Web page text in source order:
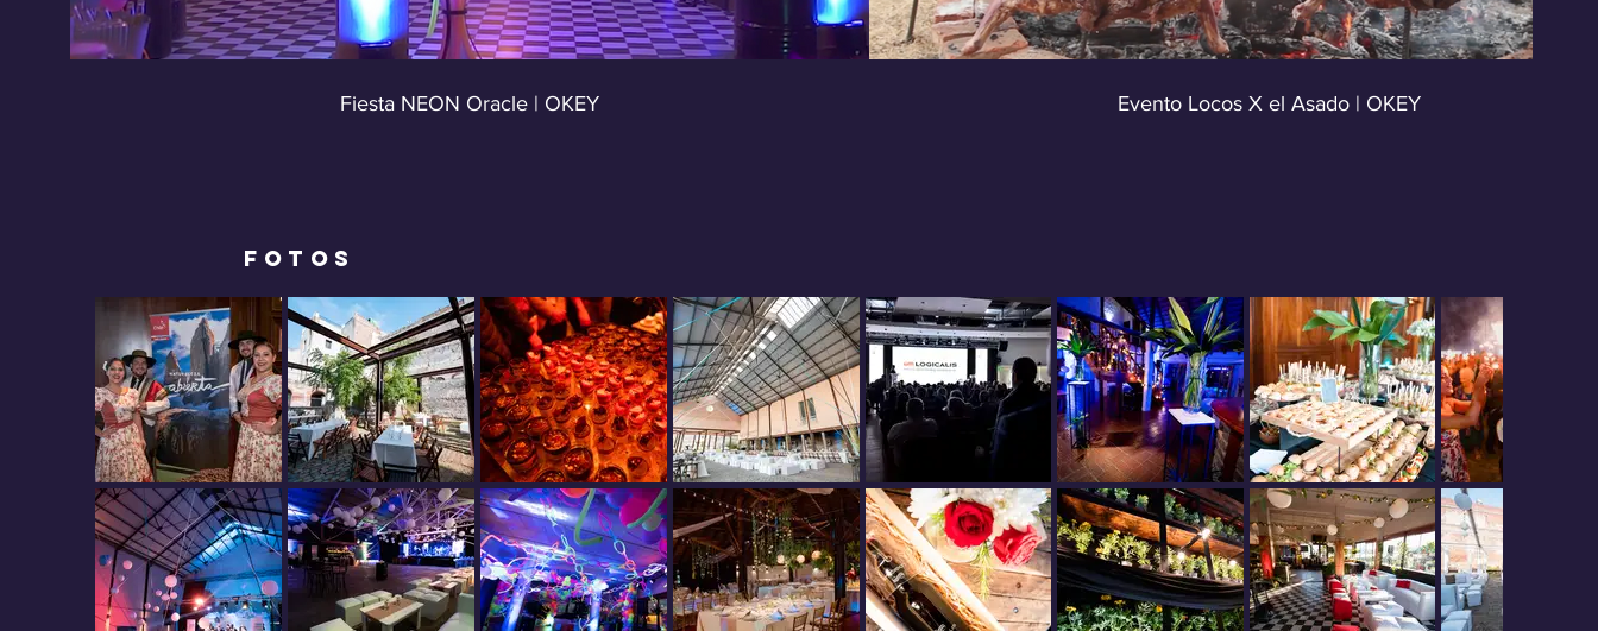
Fiesta NEON Oracle | OKEY Evento Locos X el Asado | OKEY
FOTOS